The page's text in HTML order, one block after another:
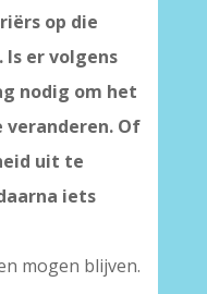
op die
er volgens
nodig om het
veranderen. Of
uit te
iets
mogen blijven.